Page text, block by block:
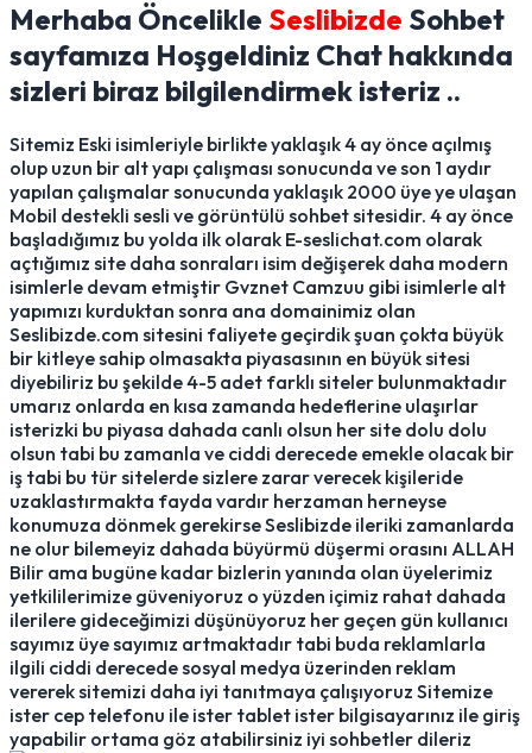
Merhaba Öncelikle Seslibizde Sohbet
sayfamıza Hoşgeldiniz Chat hakkında
sizleri biraz bilgilendirmek isteriz ..
Sitemiz Eski isimleriyle birlikte yaklaşık 4 ay önce açılmış
olup uzun bir alt yapı çalışması sonucunda ve son 1 aydır
yapılan çalışmalar sonucunda yaklaşık 2000 üye ye ulaşan
Mobil destekli sesli ve görüntülü sohbet sitesidir. 4 ay önce
başladığımız bu yolda ilk olarak E-seslichat.com olarak
açtığımız site daha sonraları isim değişerek daha modern
isimlerle devam etmiştir Gvznet Camzuu gibi isimlerle alt
yapımızı kurduktan sonra ana domainimiz olan
Seslibizde.com sitesini faliyete geçirdik şuan çokta büyük
bir kitleye sahip olmasakta piyasasının en büyük sitesi
diyebiliriz bu şekilde 4-5 adet farklı siteler bulunmaktadır
umarız onlarda en kısa zamanda hedeflerine ulaşırlar
isterizki bu piyasa dahada canlı olsun her site dolu dolu
olsun tabi bu zamanla ve ciddi derecede emekle olacak bir
iş tabi bu tür sitelerde sizlere zarar verecek kişileride
uzaklastırmakta fayda vardır herzaman herneyse
konumuza dönmek gerekirse Seslibizde ileriki zamanlarda
ne olur bilemeyiz dahada büyürmü düşermi orasını ALLAH
Bilir ama bugüne kadar bizlerin yanında olan üyelerimiz
yetkililerimize güveniyoruz o yüzden içimiz rahat dahada
ilerilere gideceğimizi düşünüyoruz her geçen gün kullanıcı
sayımız üye sayımız artmaktadır tabi buda reklamlarla
ilgili ciddi derecede sosyal medya üzerinden reklam
vererek sitemizi daha iyi tanıtmaya çalışıyoruz Sitemize
ister cep telefonu ile ister tablet ister bilgisayarınız ile giriş
yapabilir ortama göz atabilirsiniz iyi sohbetler dileriz